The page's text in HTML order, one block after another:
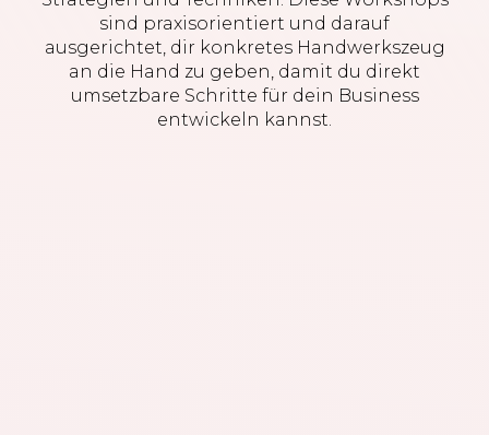
sind praxisorientiert und darauf
ausgerichtet, dir konkretes Handwerkszeug
an die Hand zu geben, damit du direkt
umsetzbare Schritte für dein Business
entwickeln kannst.